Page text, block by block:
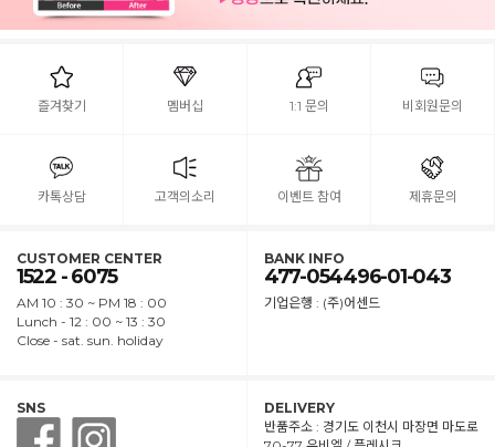
즐겨찾기 멤버십 1:1 문의 비회원문의
카톡상담 고객의소리 이벤트 참여 제휴문의
CUSTOMER CENTER
1522 - 6075
AM 10 : 30 ~ PM 18 : 00
Lunch - 12 : 00 ~ 13 : 30
Close - sat. sun. holiday
BANK INFO
477-054496-01-043
기업은행 : (주)어센드
SNS
DELIVERY
반품주소 : 경기도 이천시 마장면 마도로